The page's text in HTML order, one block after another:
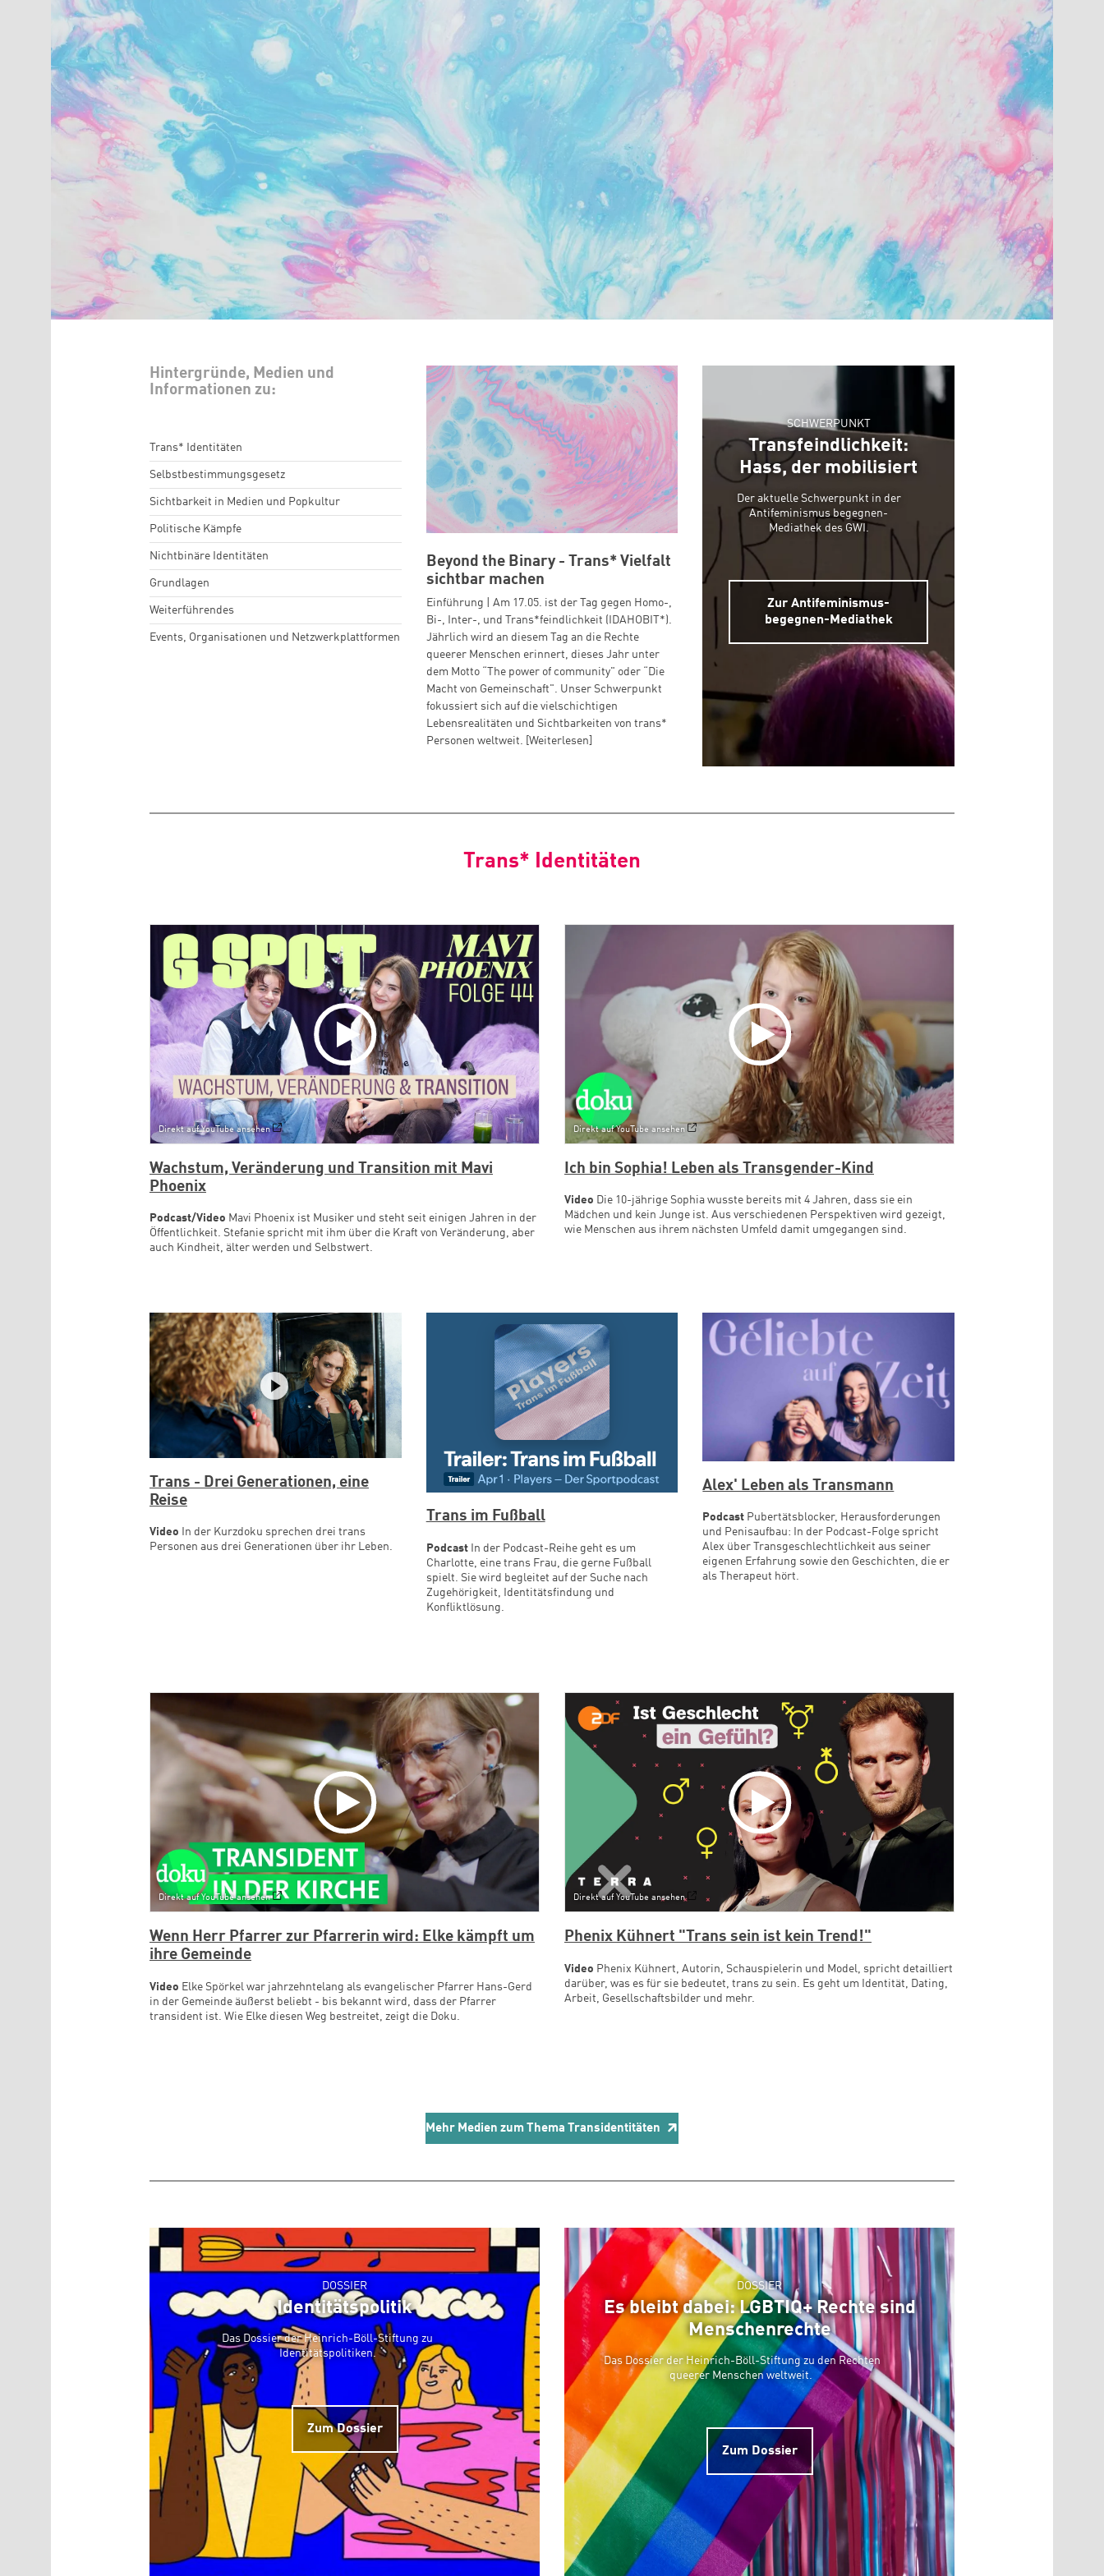
Hintergründe, Medien und
Informationen zu:
Trans* Identitäten
Selbstbestimmungsgesetz
Sichtbarkeit in Medien und Popkultur
Politische Kämpfe
Nichtbinäre Identitäten
Grundlagen
Weiterführendes
Events, Organisationen und Netzwerkplattformen
Beyond the Binary - Trans* Vielfalt
sichtbar machen
Einführung | Am 17.05. ist der Tag gegen Homo-,
Bi-, Inter-, und Trans*feindlichkeit (IDAHOBIT*).
Jährlich wird an diesem Tag an die Rechte
queerer Menschen erinnert, dieses Jahr unter
dem Motto “The power of community" oder “Die
Macht von Gemeinschaft". Unser Schwerpunkt
fokussiert sich auf die vielschichtigen
Lebensrealitäten und Sichtbarkeiten von trans*
Personen weltweit. [Weiterlesen]
SCHWERPUNKT
Transfeindlichkeit:
Hass, der mobilisiert
Der aktuelle Schwerpunkt in der
Antifeminismus begegnen-
Mediathek des GWI.
Zur Antifeminismus-
begegnen-Mediathek
Trans* Identitäten
Direkt auf YouTube ansehen
Wachstum, Veränderung und Transition mit Mavi
Phoenix
Podcast/Video Mavi Phoenix ist Musiker und steht seit einigen Jahren in der
Öffentlichkeit. Stefanie spricht mit ihm über die Kraft von Veränderung, aber
auch Kindheit, älter werden und Selbstwert.
Direkt auf YouTube ansehen
Ich bin Sophia! Leben als Transgender-Kind
Video Die 10-jährige Sophia wusste bereits mit 4 Jahren, dass sie ein
Mädchen und kein Junge ist. Aus verschiedenen Perspektiven wird gezeigt,
wie Menschen aus ihrem nächsten Umfeld damit umgegangen sind.
Trans - Drei Generationen, eine
Reise
Video
In der Kurzdoku sprechen drei trans
Personen aus drei Generationen über ihr Leben.
Trans im Fußball
Podcast In der Podcast-Reihe geht es um
Charlotte, eine trans Frau, die gerne Fußball
spielt. Sie wird begleitet auf der Suche nach
Zugehörigkeit, Identitätsfindung und
Konfliktlösung.
Alex' Leben als Transmann
Podcast Pubertätsblocker, Herausforderungen
und Penisaufbau: In der Podcast-Folge spricht
Alex über Transgeschlechtlichkeit aus seiner
eigenen Erfahrung sowie den Geschichten, die er
als Therapeut hört.
Direkt auf YouTube ansehen
Wenn Herr Pfarrer zur Pfarrerin wird: Elke kämpft um
ihre Gemeinde
Video Elke Spörkel war jahrzehntelang als evangelischer Pfarrer Hans-Gerd
in der Gemeinde äußerst beliebt - bis bekannt wird, dass der Pfarrer
transident ist. Wie Elke diesen Weg bestreitet, zeigt die Doku.
Direkt auf YouTube ansehen
Phenix Kühnert "Trans sein ist kein Trend!"
Video Phenix Kühnert, Autorin, Schauspielerin und Model, spricht detailliert
darüber, was es für sie bedeutet, trans zu sein. Es geht um Identität, Dating,
Arbeit, Gesellschaftsbilder und mehr.
Mehr Medien zum Thema Transidentitäten
DOSSIER
Identitätspolitik
Das Dossier der Heinrich-Böll-Stiftung zu
Identitätspolitiken.
Zum Dossier
DOSSIER
Es bleibt dabei: LGBTIQ+ Rechte sind
Menschenrechte
Das Dossier der Heinrich-Böll-Stiftung zu den Rechten
queerer Menschen weltweit.
Zum Dossier